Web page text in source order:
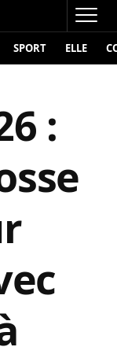
SPORT ELLE
: